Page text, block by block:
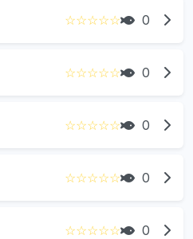
☆☆☆☆☆ 0
☆☆☆☆☆ 0
☆☆☆☆☆ 0
☆☆☆☆☆ 0
☆☆☆☆☆ 0